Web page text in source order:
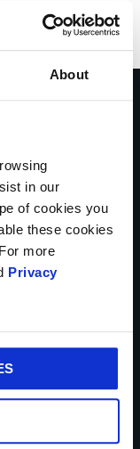
About
in our
of cookies you
these cookies
more
Privacy
a
de tu
hoy.